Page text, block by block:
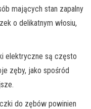
mających stan zapalny
o delikatnym włosiu,
elektryczne są często
zęby, jako spośród
do zębów powinien